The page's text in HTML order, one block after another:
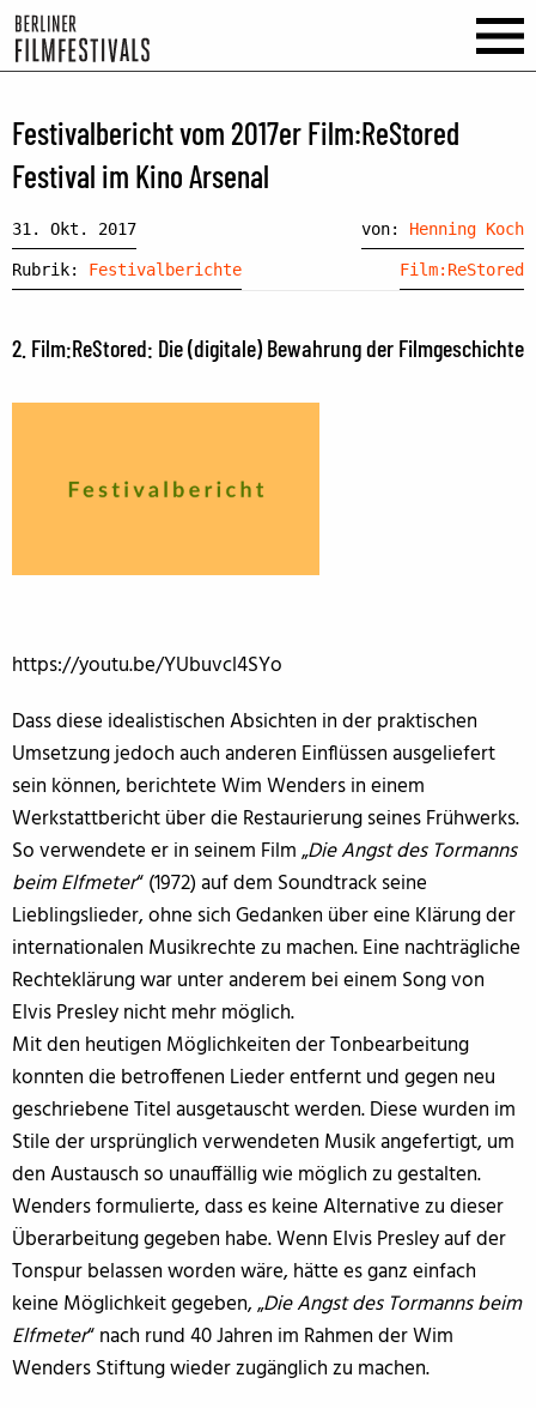
Festivalbericht vom 2017er Film:ReStored
Festival im Kino Arsenal
31. Okt. 2017 von: Henning Koch
Rubrik: Festivalberichte Film:ReStored
2. Film:ReStored: Die (digitale) Bewahrung der Filmgeschichte
https://youtu.be/YUbuvcl4SYo
Dass diese idealistischen Absichten in der praktischen
Umsetzung jedoch auch anderen Einflüssen ausgeliefert
sein können, berichtete Wim Wenders in einem
Werkstattbericht über die Restaurierung seines Frühwerks.
So verwendete er in seinem Film „Die Angst des Tormanns
beim Elfmeter“ (1972) auf dem Soundtrack seine
Lieblingslieder, ohne sich Gedanken über eine Klärung der
internationalen Musikrechte zu machen. Eine nachträgliche
Rechteklärung war unter anderem bei einem Song von
Elvis Presley nicht mehr möglich.
Mit den heutigen Möglichkeiten der Tonbearbeitung
konnten die betroffenen Lieder entfernt und gegen neu
geschriebene Titel ausgetauscht werden. Diese wurden im
Stile der ursprünglich verwendeten Musik angefertigt, um
den Austausch so unauffällig wie möglich zu gestalten.
Wenders formulierte, dass es keine Alternative zu dieser
Überarbeitung gegeben habe. Wenn Elvis Presley auf der
Tonspur belassen worden wäre, hätte es ganz einfach
keine Möglichkeit gegeben, „Die Angst des Tormanns beim
Elfmeter“ nach rund 40 Jahren im Rahmen der Wim
Wenders Stiftung wieder zugänglich zu machen.